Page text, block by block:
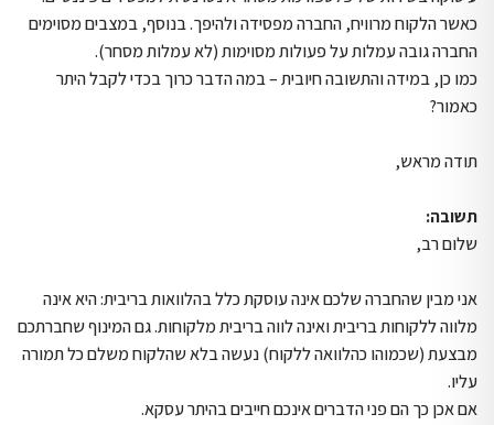
כאשר הלקוח מרוויח, החברה מפסידה ולהיפך. בנוסף, במצבים מסוימים
החברה גובה עמלות על פעולות מסוימות (לא עמלות מסחר).
כמו כן, במידה והתשובה חיובית – במה הדבר כרוך בכדי לקבל היתר
כאמור?
תודה מראש,
תשובה:
שלום רב,
אני מבין שהחברה שלכם אינה עוסקת כלל בהלוואות בריבית: היא אינה
מלווה ללקוחות בריבית ואינה לווה בריבית מלקוחות. גם המינוף שחברתכם
מבצעת (שכמוהו כהלוואה ללקוח) נעשה בלא שהלקוח משלם כל תמורה
עליו.
אם אכן כך הם פני הדברים אינכם חייבים בהיתר עסקא.